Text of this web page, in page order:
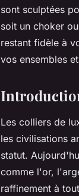
sont sculptées
soit un choker
restant fidèle à
vos ensembles
Les colliers de
les civilisations
statut.
comme l'or,
raffinement à